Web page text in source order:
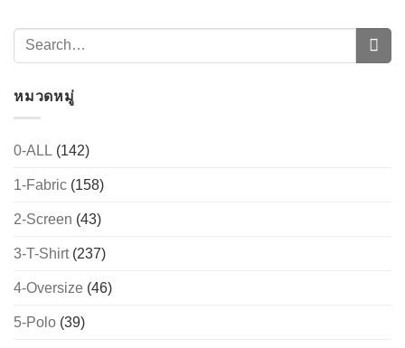
หมวดหมู่
0-ALL (142)
1-Fabric (158)
2-Screen (43)
3-T-Shirt(237)
4-Oversize (46)
5-Polo (39)